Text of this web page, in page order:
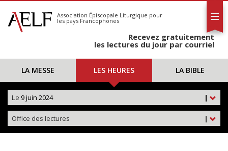
S'abonner
Calendrier
Association Épiscopale Liturgique pour
les pays Francophones
Recevez gratuitement
les lectures du jour par courriel
LA MESSE LES HEURES LA BIBLE
|
Le 9 juin 2024
|
Office des lectures